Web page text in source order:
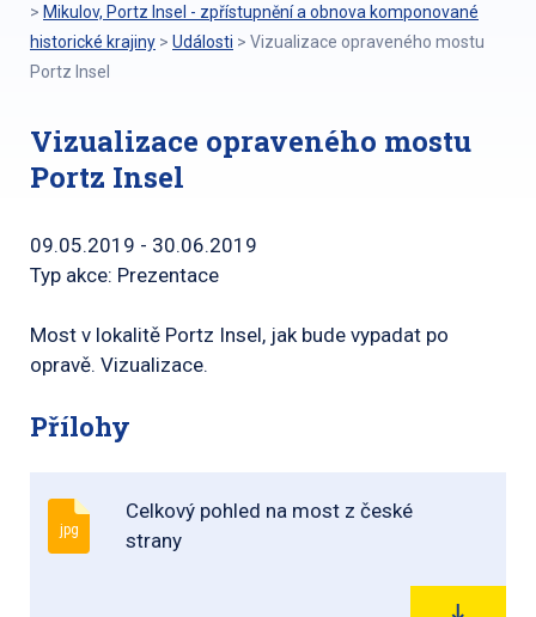
> Mikulov, Portz Insel - zpřístupnění a obnova komponované
historické krajiny > Události > Vizualizace opraveného mostu
Portz Insel
Vizualizace opraveného mostu
Portz Insel
09.05.2019 - 30.06.2019
Typ akce: Prezentace
Most v lokalitě Portz Insel, jak bude vypadat po
opravě. Vizualizace.
Přílohy
jpg
Celkový pohled na most z české
strany